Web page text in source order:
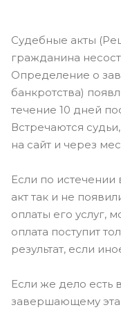
Судебные акты
гражданина
Определение о
банкротства)
течение 10 дней
Встречаются
на сайт и через
Если по
акт так и не
оплаты его услуг,
оплата поступит
результат, если
Если же дело есть
завершающему